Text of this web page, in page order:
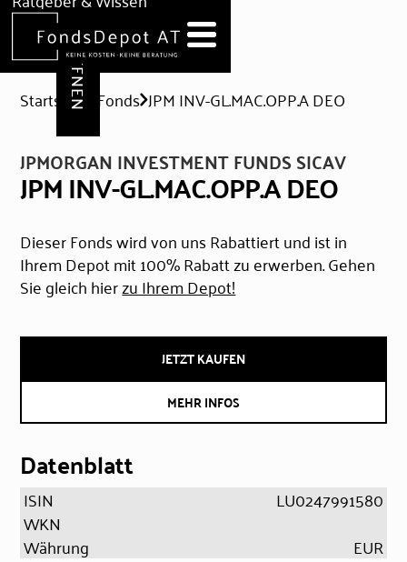
Hilfe & Formulare
DEPOT ERÖFFNEN
Startseite Fonds JPM INV-GL.MAC.OPP.A DEO
JPMORGAN INVESTMENT FUNDS SICAV
JPM INV-GL.MAC.OPP.A DEO
Dieser Fonds wird von uns Rabattiert und ist in
Ihrem Depot mit 100% Rabatt zu erwerben. Gehen
Sie gleich hierzu Ihrem Depot!
JETZT KAUFEN
MEHR INFOS
Datenblatt
ISIN
LU0247991580
WKN
Währung
EUR